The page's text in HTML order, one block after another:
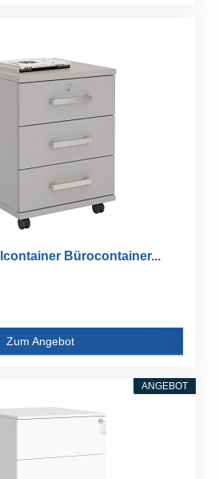
Bürocontainer...
Zum Angebot
ANGEBOT